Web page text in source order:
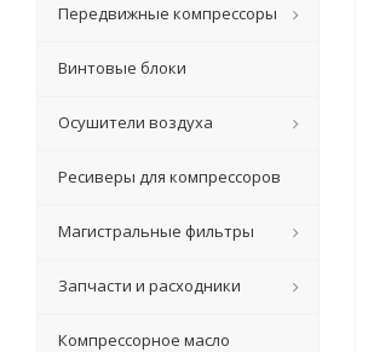
Передвижные компрессоры
Винтовые блоки
Осушители воздуха
Ресиверы для компрессоров
Магистральные фильтры
Запчасти и расходники
Компрессорное масло